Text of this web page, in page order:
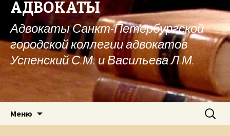
АДВОКАТЫ
Адвокаты Санкт-Петербургской
городской коллегии адвокатов
Успенский С.М. и Васильева Л.М.
Меню Найти: